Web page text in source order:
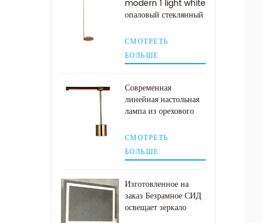
modern 1 light white
опаловый стеклянный
СМОТРЕТЬ
БОЛЬШЕ
Современная
линейная настольная
лампа из орехового
античной латуни
СМОТРЕТЬ
БОЛЬШЕ
Изготовленное на
заказ Безрамное СИД
освещает зеркало